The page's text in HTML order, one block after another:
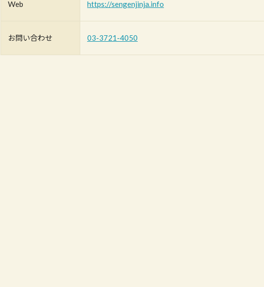
Web https://sengenjinja.info
お問い合わせ 03-3721-4050